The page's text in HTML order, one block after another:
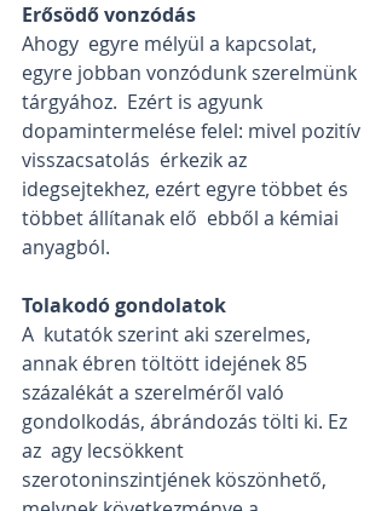
Erősödő vonzódás
Ahogy  egyre mélyül a kapcsolat,
egyre jobban vonzódunk szerelmünk
tárgyához.  Ezért is agyunk
dopamintermelése felel: mivel pozitív
visszacsatolás  érkezik az
idegsejtekhez, ezért egyre többet és
többet állítanak elő  ebből a kémiai
anyagból.
Tolakodó gondolatok
A  kutatók szerint aki szerelmes,
annak ébren töltött idejének 85
százalékát a szerelméről való
gondolkodás, ábrándozás tölti ki. Ez
az  agy lecsökkent
szerotoninszintjének köszönhető,